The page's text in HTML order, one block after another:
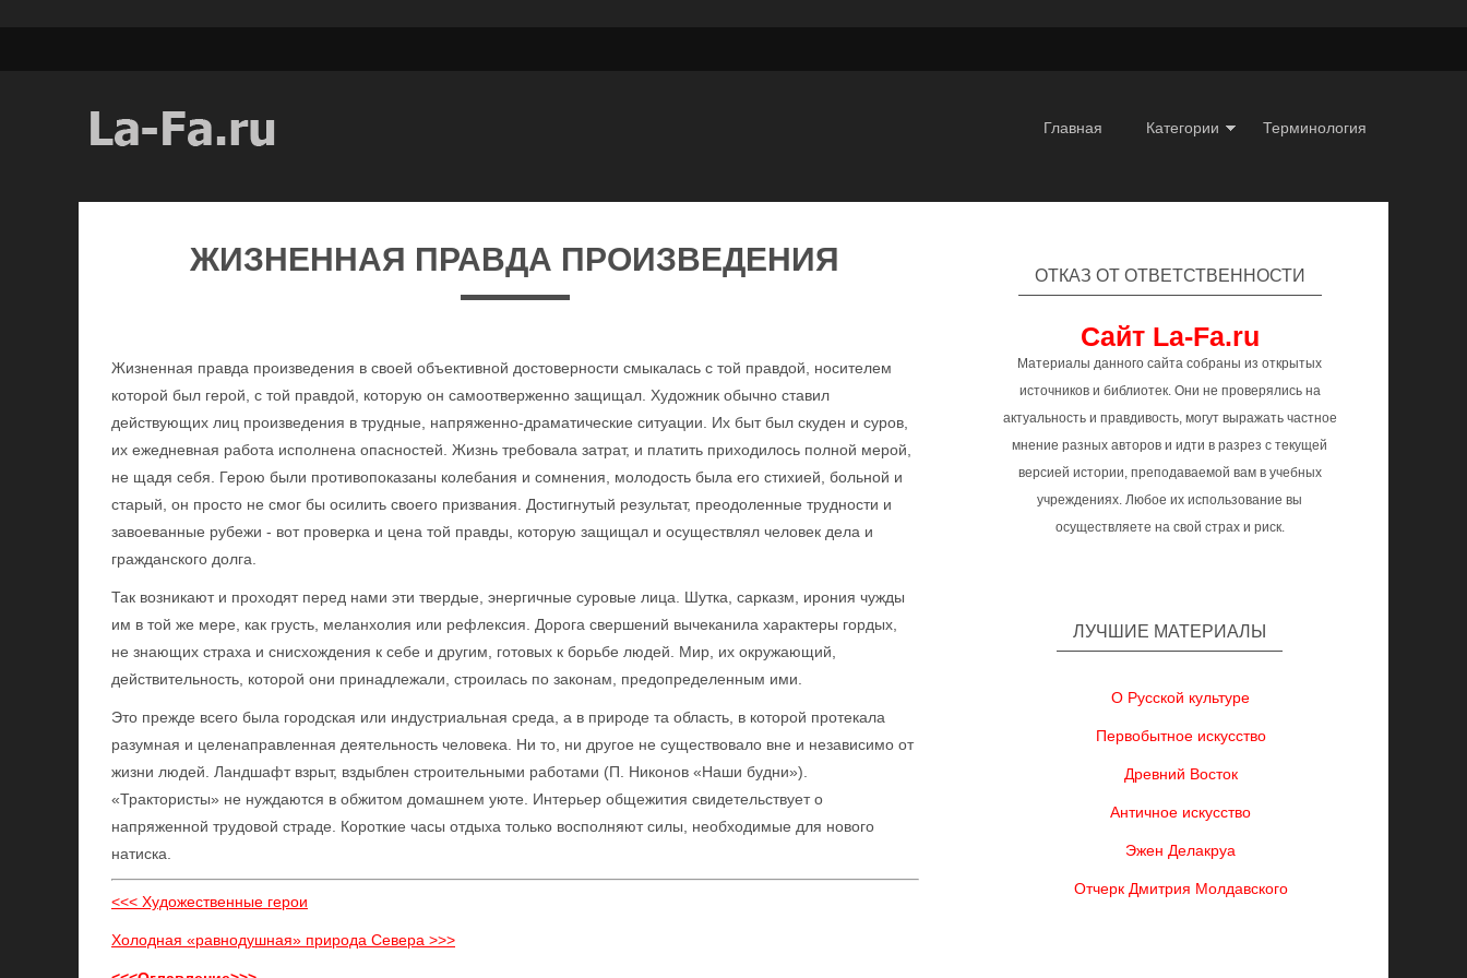
Главная Категории Терминология
ЖИЗНЕННАЯ ПРАВДА ПРОИЗВЕДЕНИЯ
Жизненная правда произведения в своей объективной достоверности смыкалась с той правдой, носителем
которой был герой, с той правдой, которую он самоотверженно защищал. Художник обычно ставил
действующих лиц произведения в трудные, напряженно-драматические ситуации. Их быт был скуден и суров,
их ежедневная работа исполнена опасностей. Жизнь требовала затрат, и платить приходилось полной мерой,
не щадя себя. Герою были противопоказаны колебания и сомнения, молодость была его стихией, больной и
старый, он просто не смог бы осилить своего призвания. Достигнутый результат, преодоленные трудности и
завоеванные рубежи - вот проверка и цена той правды, которую защищал и осуществлял человек дела и
гражданского долга.
Так возникают и проходят перед нами эти твердые, энергичные суровые лица. Шутка, сарказм, ирония чужды
им в той же мере, как грусть, меланхолия или рефлексия. Дорога свершений вычеканила характеры гордых,
не знающих страха и снисхождения к себе и другим, готовых к борьбе людей. Мир, их окружающий,
действительность, которой они принадлежали, строилась по законам, предопределенным ими.
Это прежде всего была городская или индустриальная среда, а в природе та область, в которой протекала
разумная и целенаправленная деятельность человека. Ни то, ни другое не существовало вне и независимо от
жизни людей. Ландшафт взрыт, вздыблен строительными работами (П. Никонов «Наши будни»).
«Трактористы» не нуждаются в обжитом домашнем уюте. Интерьер общежития свидетельствует о
напряженной трудовой страде. Короткие часы отдыха только восполняют силы, необходимые для нового
натиска.
<<< Художественные герои
Холодная «равнодушная» природа Севера >>>
ОТКАЗ ОТ ОТВЕТСТВЕННОСТИ
Сайт La-Fa.ru
Материалы данного сайта собраны из открытых
источников и библиотек. Они не проверялись на
актуальность и правдивость, могут выражать частное
мнение разных авторов и идти в разрез с текущей
версией истории, преподаваемой вам в учебных
учреждениях. Любое их использование вы
осуществляете на свой страх и риск.
ЛУЧШИЕ МАТЕРИАЛЫ
О Русской культуре
Первобытное искусство
Древний Восток
Античное искусство
Эжен Делакруа
Отчерк Дмитрия Молдавского